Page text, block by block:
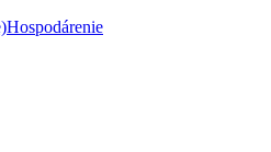
Hospodárenie